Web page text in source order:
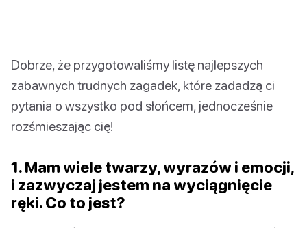
Dobrze, że przygotowaliśmy listę najlepszych
zabawnych trudnych zagadek, które zadadzą ci
pytania o wszystko pod słońcem, jednocześnie
rozśmieszając cię!
1. Mam wiele twarzy, wyrazów i emocji,
i zazwyczaj jestem na wyciągnięcie
ręki. Co to jest?